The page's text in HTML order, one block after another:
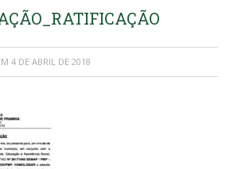
4 DE ABRIL DE 2018